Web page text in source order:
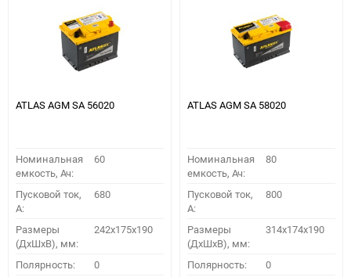
ATLAS AGM SA 56020
Номинальная
емкость, Ач:
60
Пусковой ток,
A:
680
Размеры
(ДхШхВ), мм:
242x175x190
Полярность: 0
ATLAS AGM SA 58020
Номинальная
емкость, Ач:
80
Пусковой ток,
A:
800
Размеры
(ДхШхВ), мм:
314x174x190
Полярность: 0